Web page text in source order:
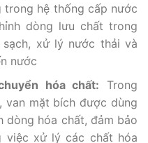
hệ thống cấp nước
dòng lưu chất trong
xử lý nước thải và
nước
hóa chất: Trong
van mặt bích được dùng
dòng hóa chất, đảm bảo
việc xử lý các chất hóa